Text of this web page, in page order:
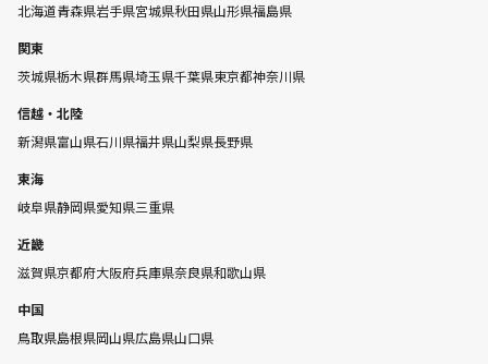
北海道青森県岩手県宮城県秋田県山形県福島県
関東
茨城県栃木県群馬県埼玉県千葉県東京都神奈川県
信越・北陸
新潟県富山県石川県福井県山梨県長野県
東海
岐阜県静岡県愛知県三重県
近畿
滋賀県京都府大阪府兵庫県奈良県和歌山県
中国
鳥取県島根県岡山県広島県山口県